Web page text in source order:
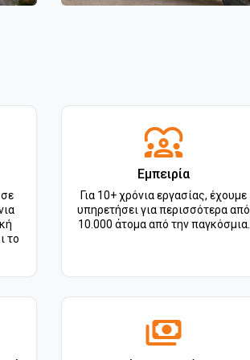
το
Εμπειρία
Για 10+ χρόνια εργασίας, έχουμε
υπηρετήσει για περισσότερα από
10.000 άτομα από την παγκόσμια.